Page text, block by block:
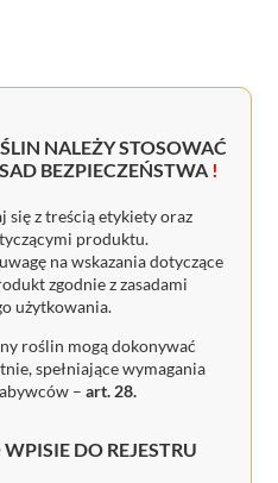
NALEŻY STOSOWAĆ
BEZPIECZEŃSTWA !
się z treścią etykiety oraz
produktu.
na wskazania dotyczące
zgodnie z zasadami
użytkowania.
roślin mogą dokonywać
spełniające wymagania
– art. 28.
DO REJESTRU